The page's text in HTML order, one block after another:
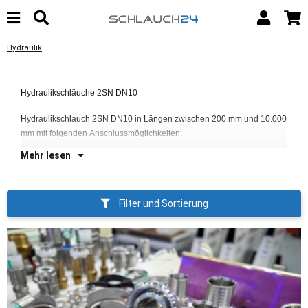
Hydraulik
Hydraulikschläuche 2SN DN10
Hydraulikschlauch 2SN DN10 in Längen zwischen 200 mm und 10.000
mm mit folgenden Anschlussmöglichkeiten:
Mehr lesen
Filter und Sortierung